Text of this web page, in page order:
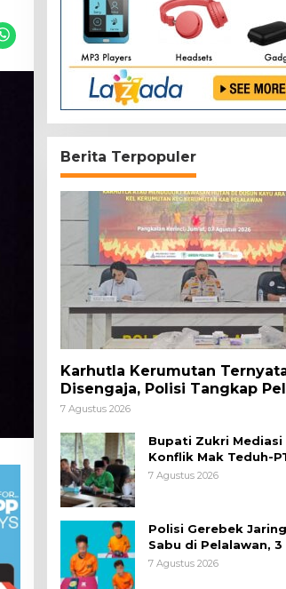
Berita Terpopuler
Karhutla Kerumutan
Disengaja, Polisi Tangkap
Pembakar Lahan
7 Agustus 2026
Bupati Zukri Mediasi
Konflik Mak Teduh-
Arara Abadi, Ini
7 Agustus 2026
Polisi Gerebek
Sabu di Pelalawan, 3
Ditangkap
7 Agustus 2026